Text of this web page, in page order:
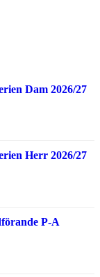
Dam 2026/27
Herr 2026/27
P-A